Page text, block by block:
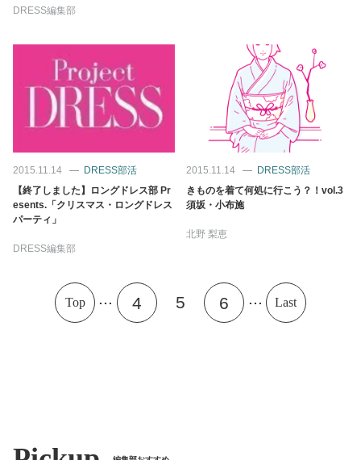
DRESS編集部
2015.11.14
DRESS部活
【終了しました】ロングドレス部 Pr
esents.「クリスマス・ロングドレス
パーティ」
DRESS編集部
2015.11.14
DRESS部活
きものを着て何処に行こう？！vol.3
須坂・小布施
北野 梨恵
Top ... 4 5 6 ... Last